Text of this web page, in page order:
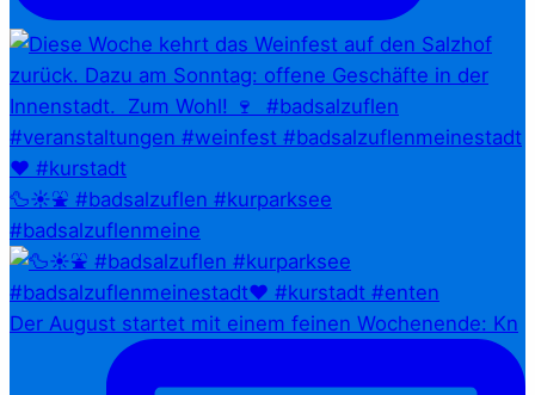
🦆☀️⛲ #badsalzuflen #kurparksee
#badsalzuflenmeine
Der August startet mit einem feinen Wochenende: Kn